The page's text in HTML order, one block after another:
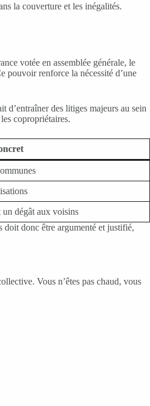
la couverture et les inégalités.
votée en assemblée générale, le
pouvoir renforce la nécessité d’une
d’entraîner des litiges majeurs au sein
copropriétaires.
un dégât aux voisins
doit donc être argumenté et justifié,
Vous n’êtes pas chaud, vous